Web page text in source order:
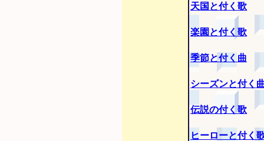
天国と付く歌
楽園と付く歌
季節と付く曲
シーズンと付く
伝説の付く歌
ヒーローと付く